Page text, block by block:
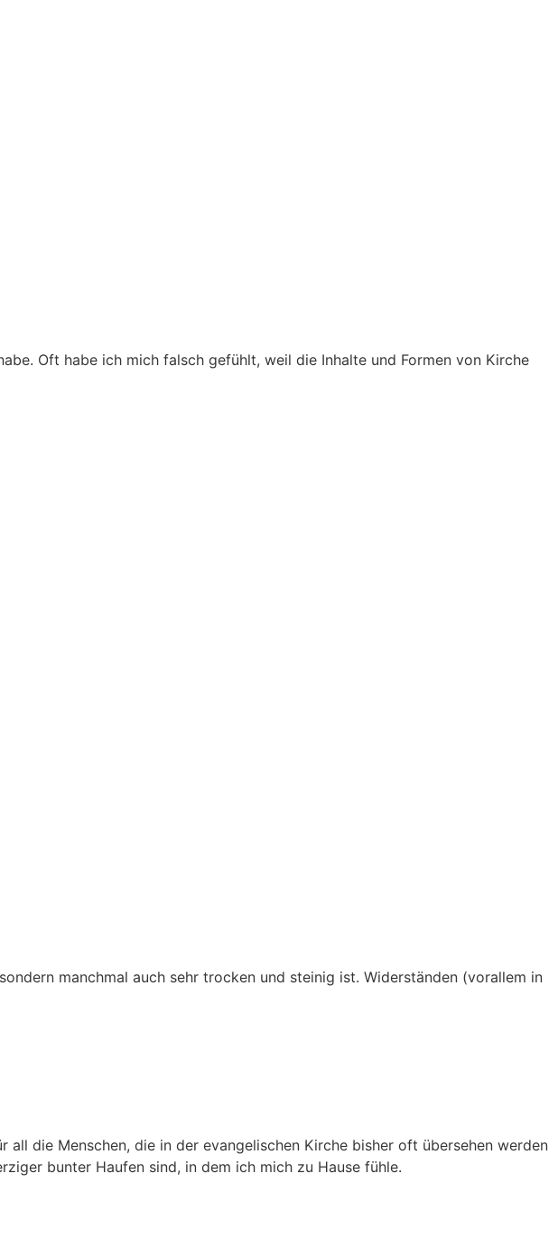
Oft habe ich mich falsch gefühlt, weil die Inhalte und Formen von Kirche
manchmal auch sehr trocken und steinig ist. Widerständen (vorallem in
die Menschen, die in der evangelischen Kirche bisher oft übersehen werden
bunter Haufen sind, in dem ich mich zu Hause fühle.